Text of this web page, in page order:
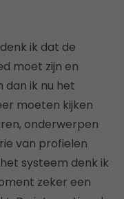
ik dat de
moet zijn en
ik nu het
moeten kijken
onderwerpen
van profielen
systeem denk ik
zeker een